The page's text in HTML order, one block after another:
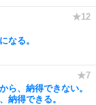
なる。
ら、納得できない。
納得できる。